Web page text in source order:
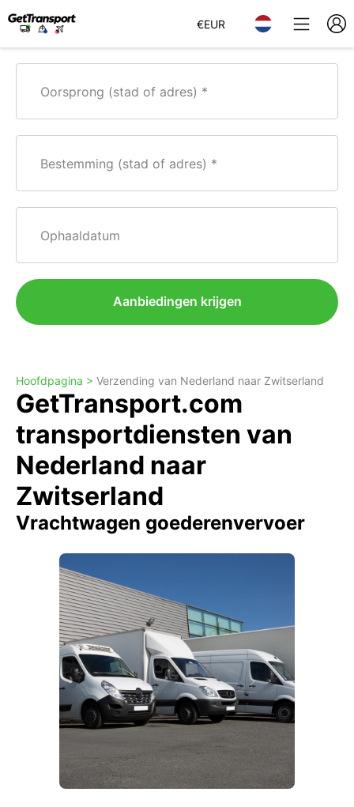
€EUR
Oorsprong (stad of adres)
Bestemming (stad of adres)
Ophaaldatum
Aanbiedingen krijgen
Hoofdpagina > Verzending van Nederland naar Zwitserland
GetTransport.com
transportdiensten van
Nederland naar
Zwitserland
Vrachtwagen goederenvervoer